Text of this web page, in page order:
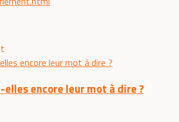
encore leur mot à dire ?